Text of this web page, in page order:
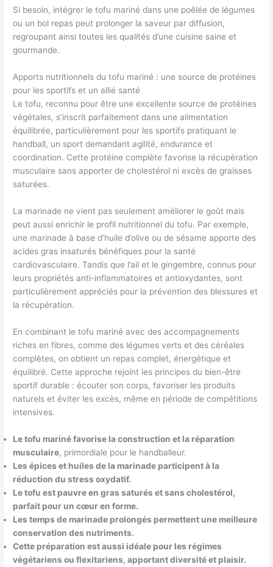
Si besoin, intégrer le tofu mariné dans une poêlée de légumes
ou un bol repas peut prolonger la saveur par diffusion,
regroupant ainsi toutes les qualités d’une cuisine saine et
gourmande.
Apports nutritionnels du tofu mariné : une source de protéines
pour les sportifs et un allié santé
Le tofu, reconnu pour être une excellente source de protéines
végétales, s’inscrit parfaitement dans une alimentation
équilibrée, particulièrement pour les sportifs pratiquant le
handball, un sport demandant agilité, endurance et
coordination. Cette protéine complète favorise la récupération
musculaire sans apporter de cholestérol ni excès de graisses
saturées.
La marinade ne vient pas seulement améliorer le goût mais
peut aussi enrichir le profil nutritionnel du tofu. Par exemple,
une marinade à base d’huile d’olive ou de sésame apporte des
acides gras insaturés bénéfiques pour la santé
cardiovasculaire. Tandis que l’ail et le gingembre, connus pour
leurs propriétés anti-inflammatoires et antioxydantes, sont
particulièrement appréciés pour la prévention des blessures et
la récupération.
En combinant le tofu mariné avec des accompagnements
riches en fibres, comme des légumes verts et des céréales
complètes, on obtient un repas complet, énergétique et
équilibré. Cette approche rejoint les principes du bien-être
sportif durable : écouter son corps, favoriser les produits
naturels et éviter les excès, même en période de compétitions
intensives.
Le tofu mariné favorise la construction et la réparation
musculaire, primordiale pour le handballeur.
Les épices et huiles de la marinade participent à la
réduction du stress oxydatif.
Le tofu est pauvre en gras saturés et sans cholestérol,
parfait pour un cœur en forme.
Les temps de marinade prolongés permettent une meilleure
conservation des nutriments.
Cette préparation est aussi idéale pour les régimes
végétariens ou flexitariens, apportant diversité et plaisir.